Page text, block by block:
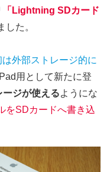
「Lightning SDカード
した。
は外部ストレージ的に
用として新たに登
ジが使えるようにな
をSDカードへ書き込